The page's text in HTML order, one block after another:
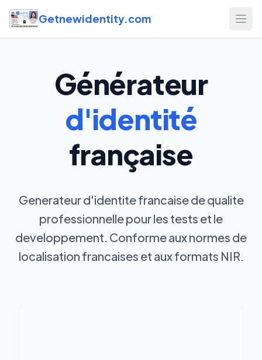
Getnewidentity.com
Générateur
d'identité
française
Generateur d'identite francaise de qualite
professionnelle pour les tests et le
developpement. Conforme aux normes de
localisation francaises et aux formats NIR.